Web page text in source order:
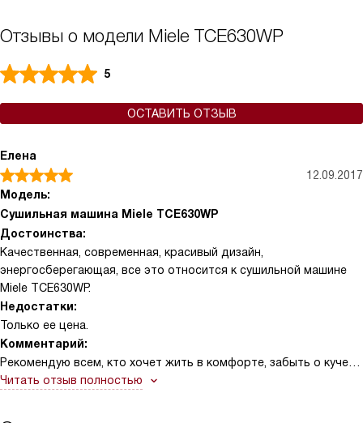
Отзывы о модели Miele TCE630WP
5
ОСТАВИТЬ ОТЗЫВ
Елена
12.09.2017
Модель:
Сушильная машина Miele TCE630WP
Достоинства:
Качественная, современная, красивый дизайн,
энергосберегающая, все это относится к сушильной машине
Miele TCE630WP.
Недостатки:
Только ее цена.
Комментарий:
Рекомендую всем, кто хочет жить в комфорте, забыть о куче
белья висящей постоянно на балконе. Вы не прогадаете.
Читать отзыв полностью